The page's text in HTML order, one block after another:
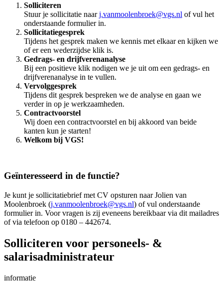
Solliciteren
Stuur je sollicitatie naar j.vanmoolenbroek@vgs.nl of vul het
onderstaande formulier in.
Sollicitatiegesprek
Tijdens het gesprek maken we kennis met elkaar en kijken we
of er een wederzijdse klik is.
Gedrags- en drijfverenanalyse
Bij een positieve klik nodigen we je uit om een gedrags- en
drijfverenanalyse in te vullen.
Vervolggesprek
Tijdens dit gesprek bespreken we de analyse en gaan we
verder in op je werkzaamheden.
Contractvoorstel
Wij doen een contractvoorstel en bij akkoord van beide
kanten kun je starten!
Welkom bij VGS!
Geïnteresseerd in de functie?
Je kunt je sollicitatiebrief met CV opsturen naar Jolien van
Moolenbroek (j.vanmoolenbroek@vgs.nl) of vul onderstaande
formulier in. Voor vragen is zij eveneens bereikbaar via dit mailadres
of via telefoon op 0180 – 442674.
Solliciteren voor personeels- &
salarisadministrateur
informatie